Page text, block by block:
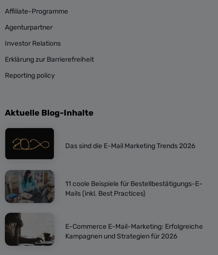
Affiliate-Programme
Agenturpartner
Investor Relations
Erklärung zur Barrierefreiheit
Reporting policy
Aktuelle Blog-Inhalte
Das sind die E-Mail Marketing Trends 2026
11 coole Beispiele für Bestellbestätigungs-E-
Mails (inkl. Best Practices)
E-Commerce E-Mail-Marketing: Erfolgreiche
Kampagnen und Strategien für 2026